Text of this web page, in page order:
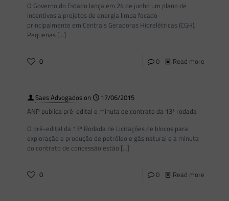
O Governo do Estado lança em 24 de junho um plano de
incentivos a projetos de energia limpa focado
principalmente em Centrais Geradoras Hidrelétricas (CGH),
Pequenas […]
0 0 Read more
Saes Advogadoson
17/06/2015
ANP publica pré-edital e minuta de contrato da 13ª rodada
O pré-edital da 13ª Rodada de Licitações de blocos para
exploração e produção de petróleo e gás natural e a minuta
do contrato de concessão estão […]
0 0 Read more